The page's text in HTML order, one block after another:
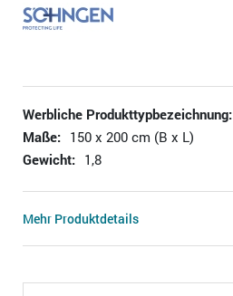
Werbliche Produkttypbezeichnung:
Maße: 150 x 200 cm (B x L)
Gewicht: 1,8
Mehr Produktdetails